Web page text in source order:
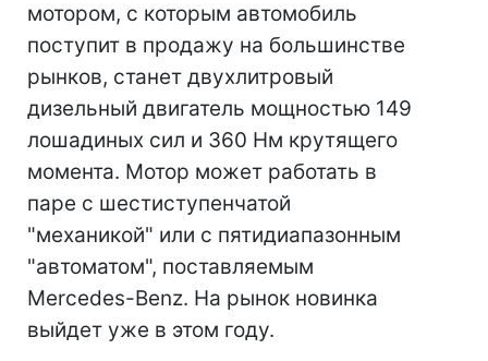
мотором, с которым автомобиль
поступит в продажу на большинстве
рынков, станет двухлитровый
дизельный двигатель мощностью 149
лошадиных сил и 360 Нм крутящего
момента. Мотор может работать в
паре с шестиступенчатой
"механикой" или с пятидиапазонным
"автоматом", поставляемым
Mercedes-Benz. На рынок новинка
выйдет уже в этом году.